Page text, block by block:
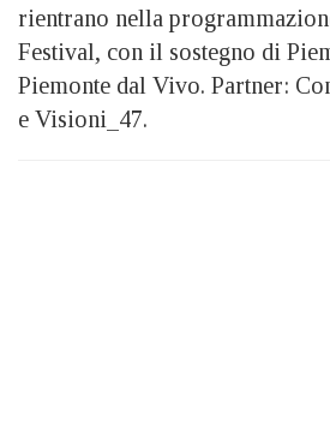
rientrano nella
Festival, con il sostegno di
Piemonte dal Vivo. Partner:
e Visioni_47.